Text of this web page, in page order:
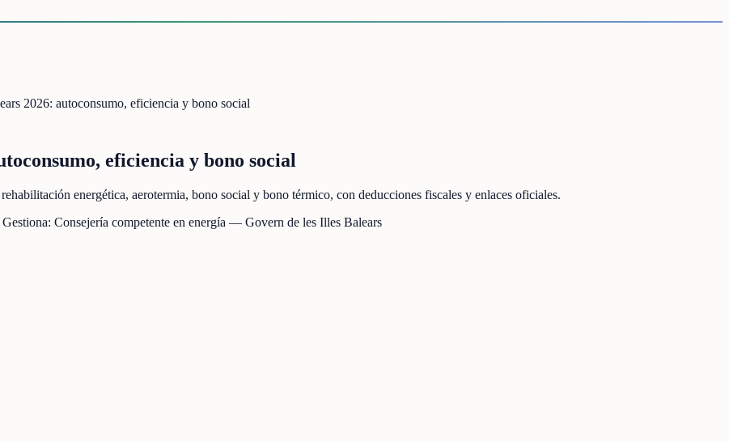
2026: autoconsumo, eficiencia y bono social
eficiencia y bono social
energética, aerotermia, bono social y bono térmico, con deducciones fiscales y enlaces oficiales.
Gestiona: Consejería competente en energía — Govern de les Illes Balears